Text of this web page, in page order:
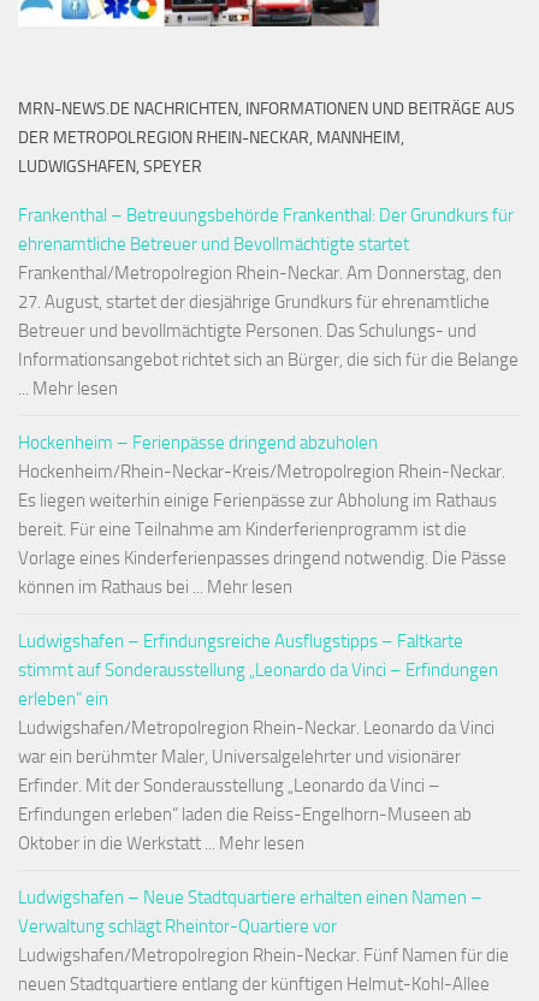
MRN-NEWS.DE NACHRICHTEN, INFORMATIONEN UND BEITRÄGE AUS
DER METROPOLREGION RHEIN-NECKAR, MANNHEIM,
LUDWIGSHAFEN, SPEYER
Frankenthal – Betreuungsbehörde Frankenthal: Der Grundkurs für
ehrenamtliche Betreuer und Bevollmächtigte startet
Frankenthal/Metropolregion Rhein-Neckar. Am Donnerstag, den
27. August, startet der diesjährige Grundkurs für ehrenamtliche
Betreuer und bevollmächtigte Personen. Das Schulungs- und
Informationsangebot richtet sich an Bürger, die sich für die Belange
... Mehr lesen
Hockenheim – Ferienpässe dringend abzuholen
Hockenheim/Rhein-Neckar-Kreis/Metropolregion Rhein-Neckar.
Es liegen weiterhin einige Ferienpässe zur Abholung im Rathaus
bereit. Für eine Teilnahme am Kinderferienprogramm ist die
Vorlage eines Kinderferienpasses dringend notwendig. Die Pässe
können im Rathaus bei ... Mehr lesen
Ludwigshafen – Erfindungsreiche Ausflugstipps – Faltkarte
stimmt auf Sonderausstellung „Leonardo da Vinci – Erfindungen
erleben“ ein
Ludwigshafen/Metropolregion Rhein-Neckar. Leonardo da Vinci
war ein berühmter Maler, Universalgelehrter und visionärer
Erfinder. Mit der Sonderausstellung „Leonardo da Vinci –
Erfindungen erleben“ laden die Reiss-Engelhorn-Museen ab
Oktober in die Werkstatt ... Mehr lesen
Ludwigshafen – Neue Stadtquartiere erhalten einen Namen –
Verwaltung schlägt Rheintor-Quartiere vor
Ludwigshafen/Metropolregion Rhein-Neckar. Fünf Namen für die
neuen Stadtquartiere entlang der künftigen Helmut-Kohl-Allee